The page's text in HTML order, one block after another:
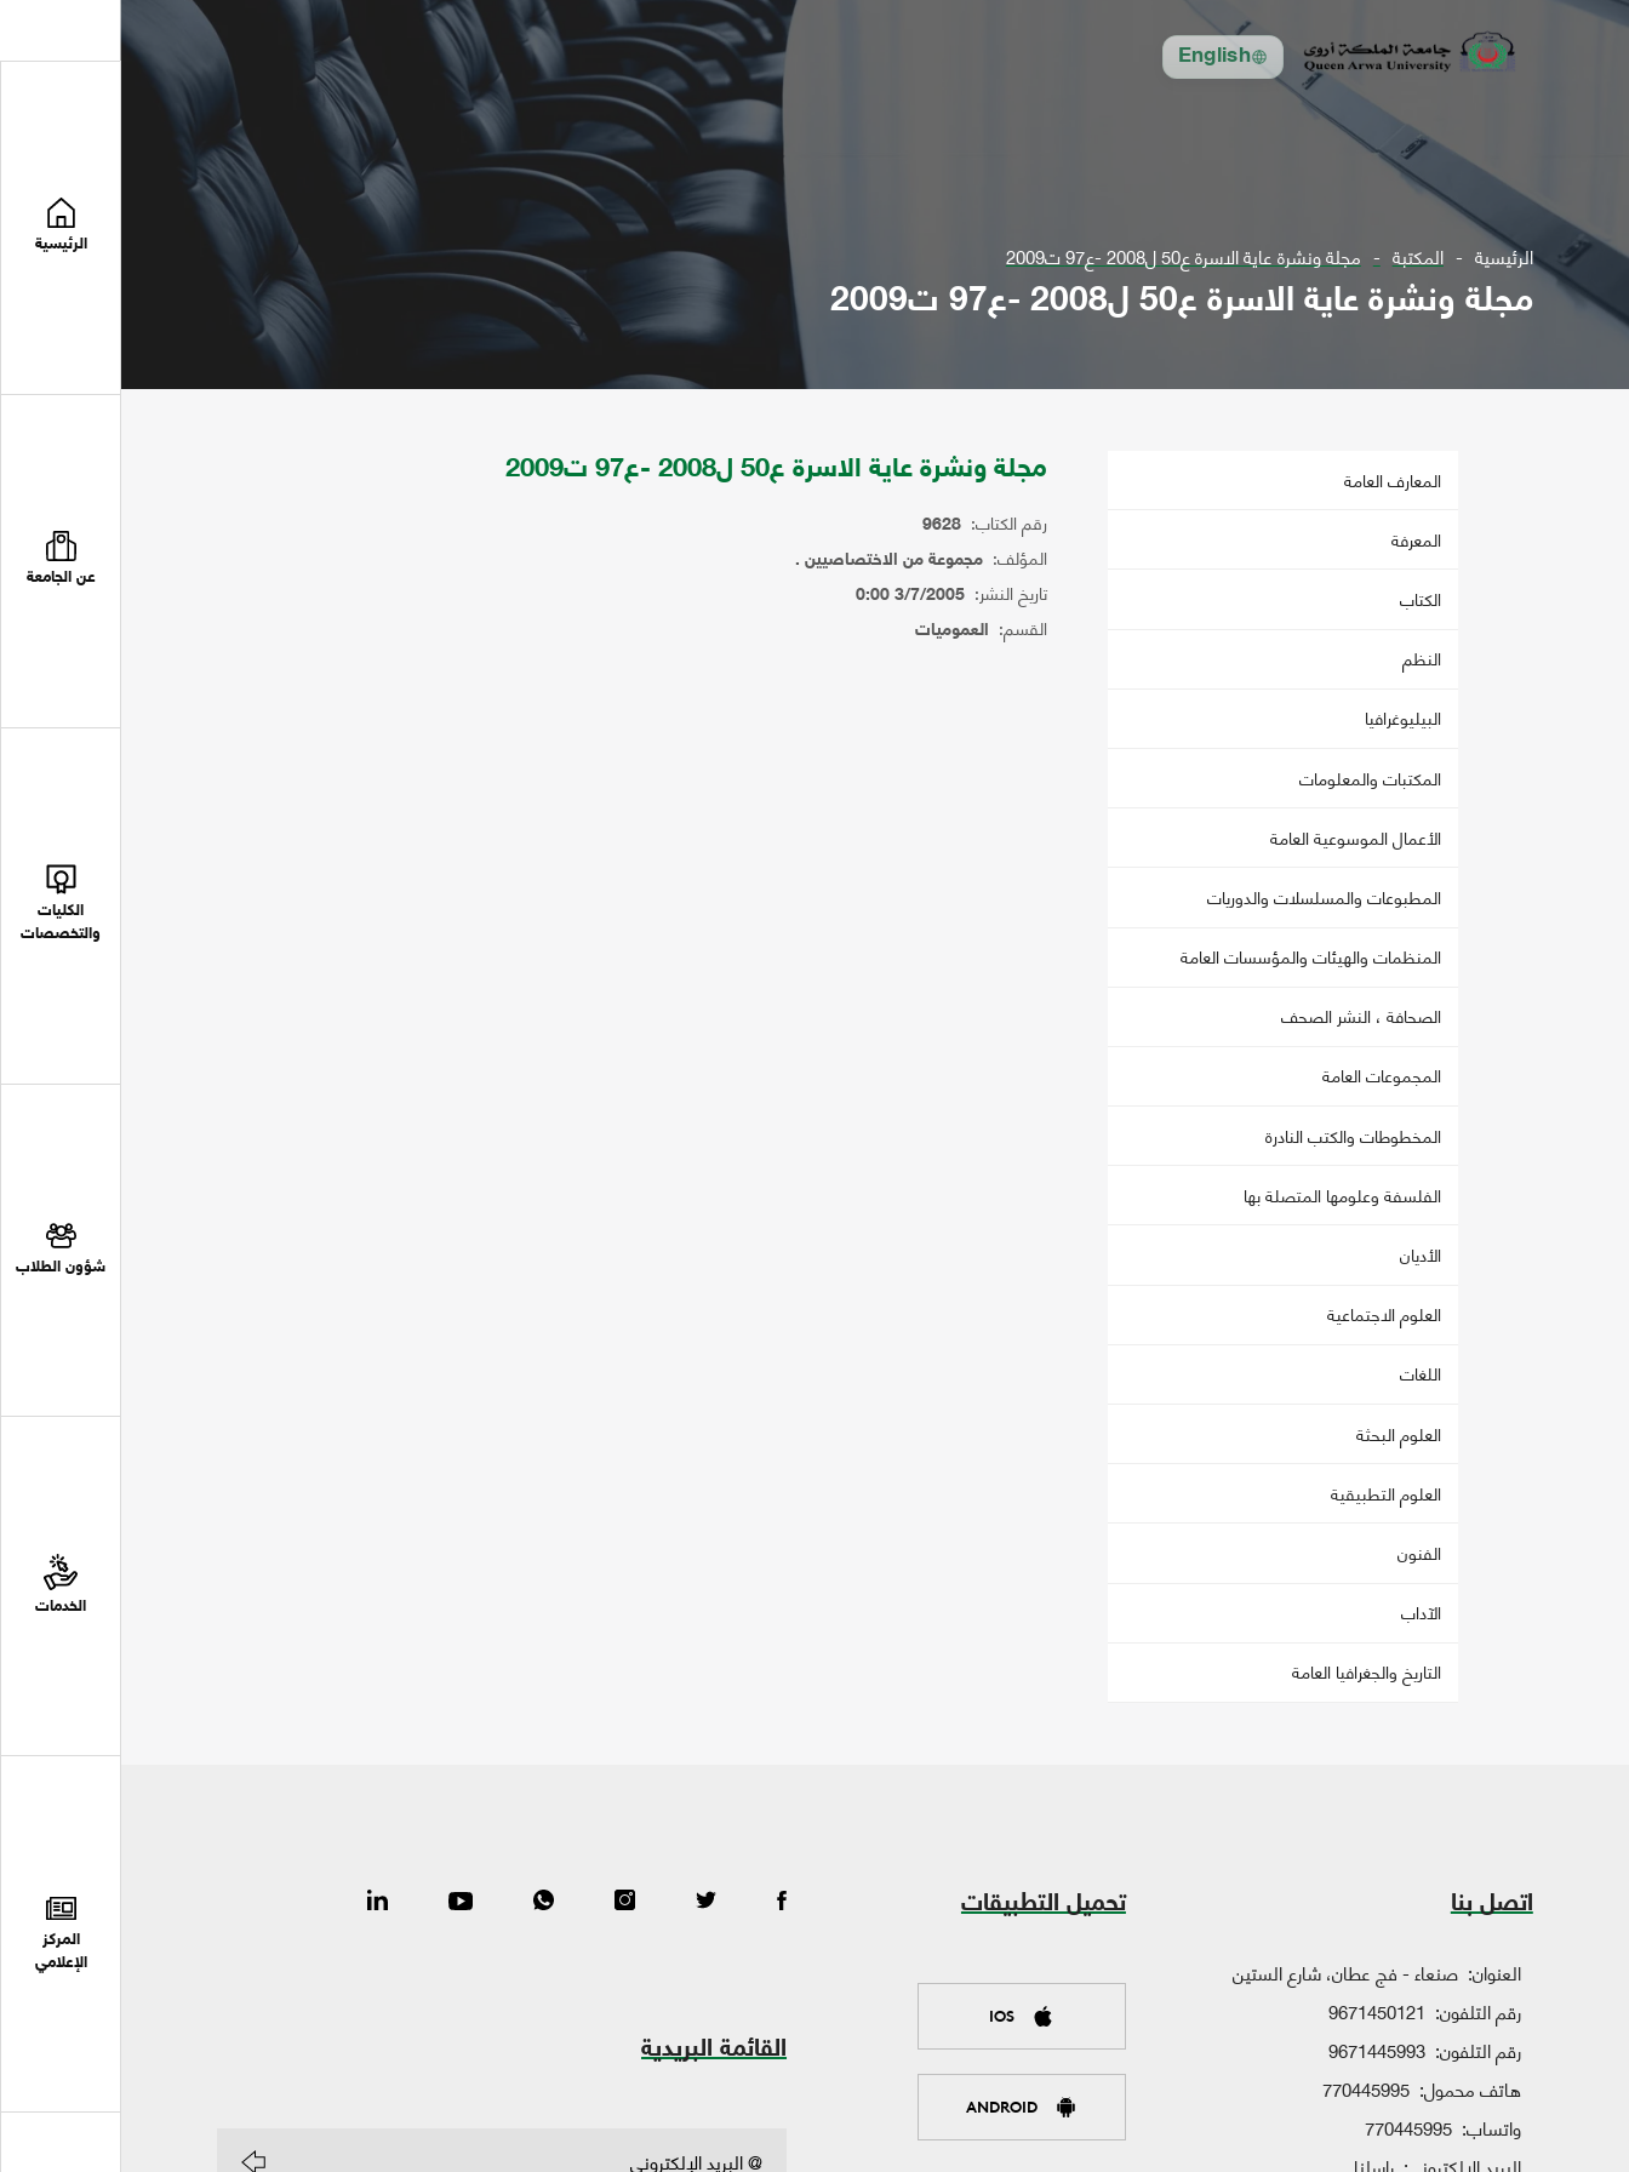
English
الرئيسية
عن الجامعة
الكليات
والتخصصات
شؤون الطلاب
الخدمات
المركز
الإعلامي
الرئيسية المكتبة مجلة ونشرة عاية الاسرة ع50 ل2008 -ع97 ت2009
مجلة ونشرة عاية الاسرة ع50 ل2008 -ع97 ت2009
المعارف العامة
المعرفة
الكتاب
النظم
البيليوغرافيا
المكتبات والمعلومات
الأعمال الموسوعية العامة
المطبوعات والمسلسلات والدوريات
المنظمات والهيئات والمؤسسات العامة
الصحافة ، النشر الصحف
المجموعات العامة
المخطوطات والكتب النادرة
الفلسفة وعلومها المتصلة بها
الأديان
العلوم الاجتماعية
اللغات
العلوم البحثة
العلوم التطبيقية
الفنون
الآداب
التاريخ والجغرافيا العامة
مجلة ونشرة عاية الاسرة ع50 ل2008 -ع97 ت2009
رقم الكتاب: 9628
المؤلف: مجموعة من الاختصاصيين .
تاريخ النشر: 3/7/2005 0:00
القسم: العموميات
اتصل بنا
العنوان: صنعاء - فج عطان، شارع الستين
رقم التلفون: 9671450121
رقم التلفون: 9671445993
هاتف محمول: 770445995
واتساب: 770445995
تحميل التطبيقات
IOS
ANDROID
القائمة البريدية